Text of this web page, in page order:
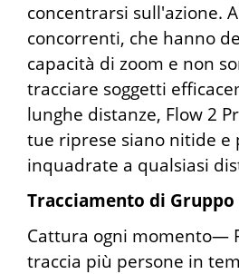
concentrarsi sull'azione.
concorrenti, che hanno
capacità di zoom e non
tracciare soggetti
lunghe distanze, Flow 2
tue riprese siano nitide
inquadrate a qualsiasi
Tracciamento di Gruppo
Cattura ogni momento—
traccia più persone in